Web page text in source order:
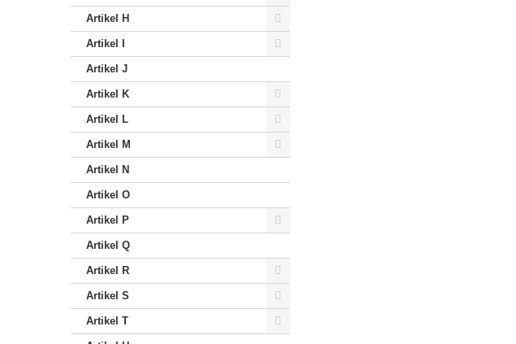
Artikel H
Artikel I
Artikel J
Artikel K
Artikel L
Artikel M
Artikel N
Artikel O
Artikel P
Artikel Q
Artikel R
Artikel S
Artikel T